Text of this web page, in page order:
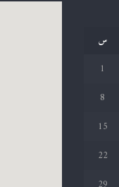
س
1
8
15
22